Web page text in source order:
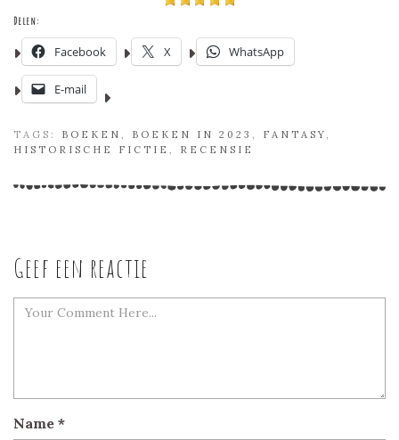
Delen:
Facebook X WhatsApp
E-mail
TAGS: BOEKEN BOEKEN IN 2023 FANTASY
HISTORISCHE FICTIE
RECENSIE
Geef een reactie
Name *